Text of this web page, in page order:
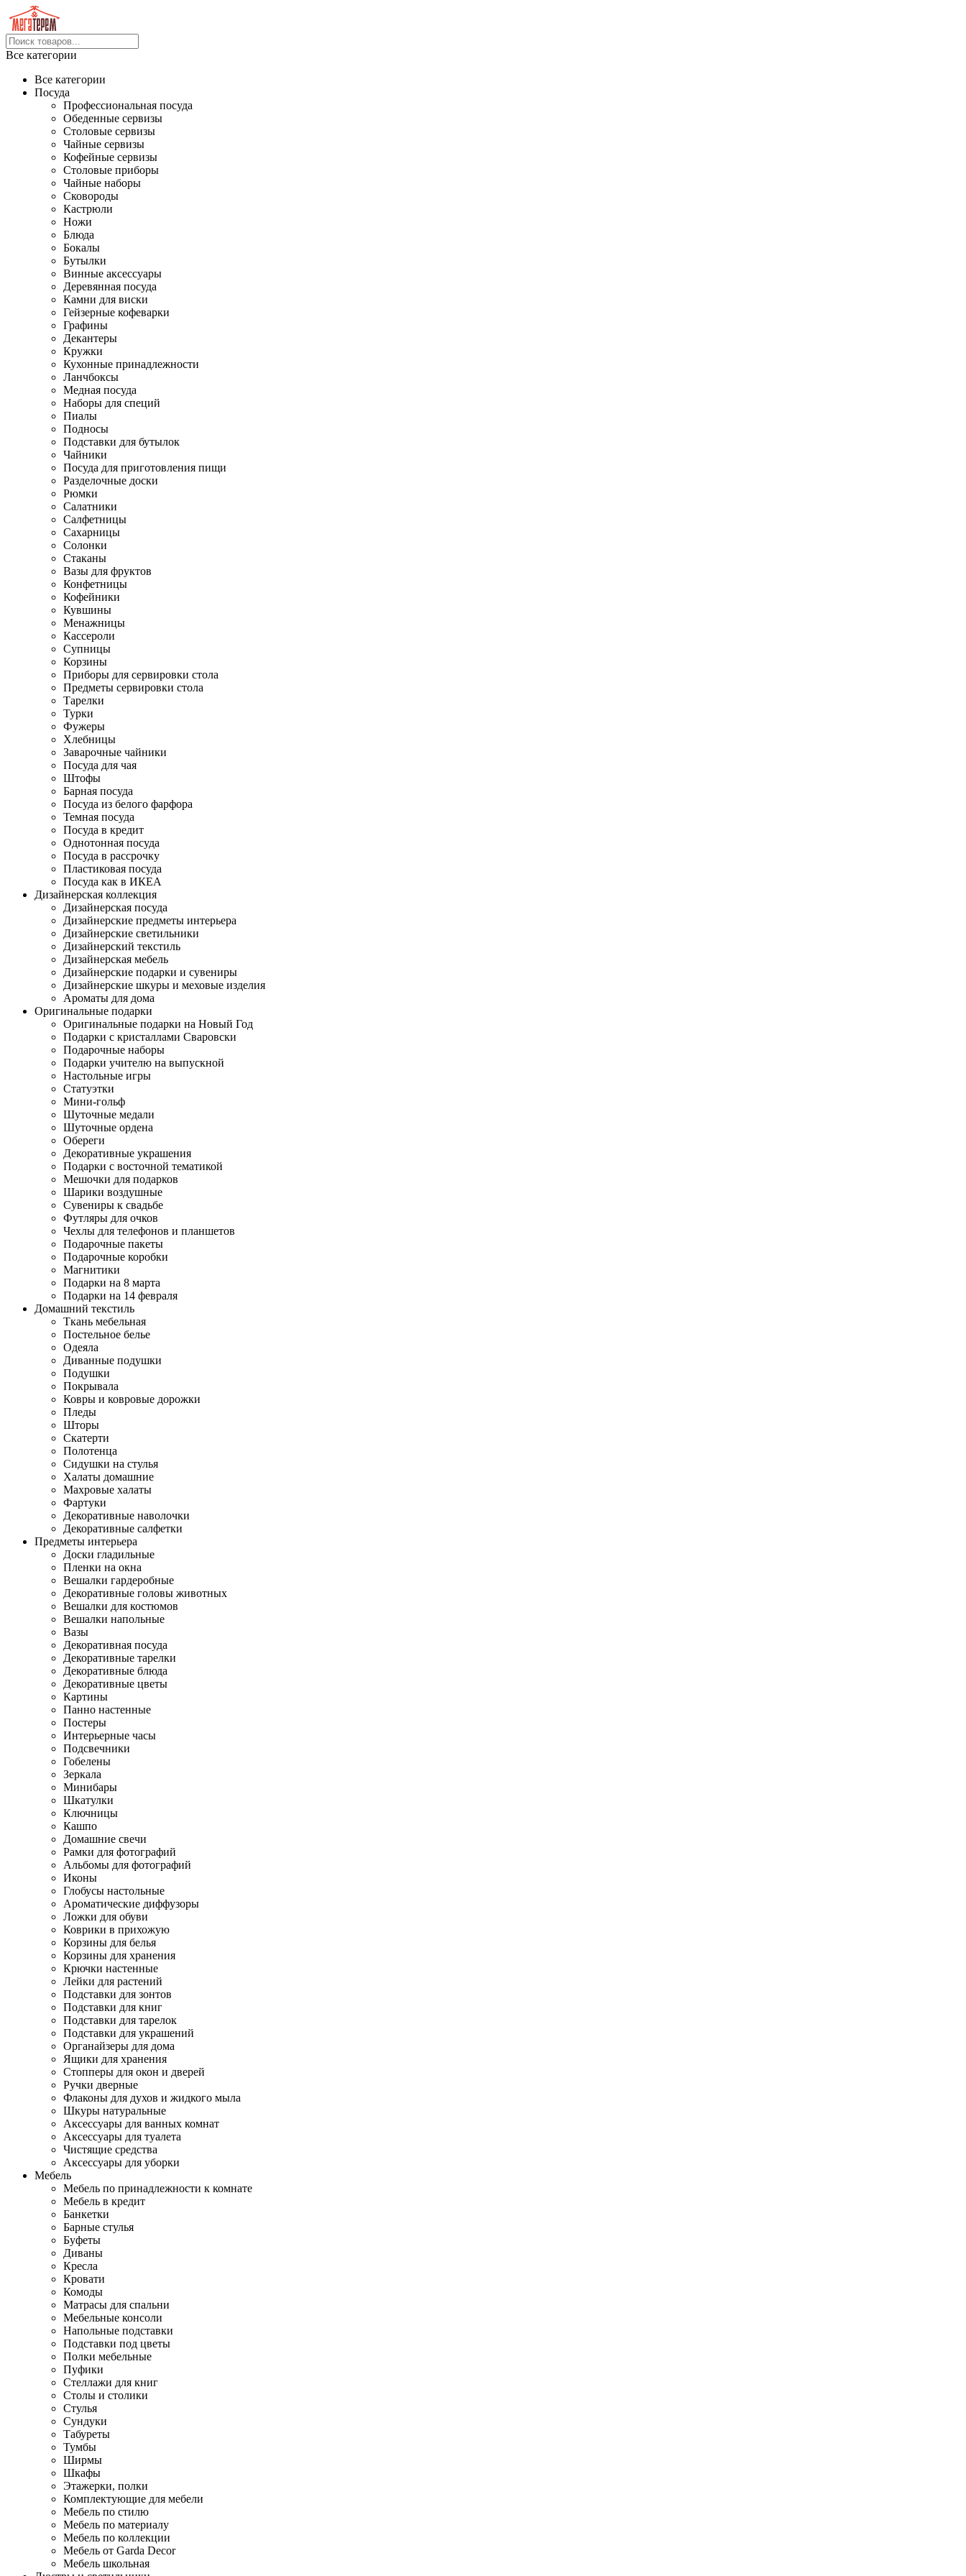
Все категории
Все категории
Посуда
Профессиональная посуда
Обеденные сервизы
Столовые сервизы
Чайные сервизы
Кофейные сервизы
Столовые приборы
Чайные наборы
Сковороды
Кастрюли
Ножи
Блюда
Бокалы
Бутылки
Винные аксессуары
Деревянная посуда
Камни для виски
Гейзерные кофеварки
Графины
Декантеры
Кружки
Кухонные принадлежности
Ланчбоксы
Медная посуда
Наборы для специй
Пиалы
Подносы
Подставки для бутылок
Чайники
Посуда для приготовления пищи
Разделочные доски
Рюмки
Салатники
Салфетницы
Сахарницы
Солонки
Стаканы
Вазы для фруктов
Конфетницы
Кофейники
Кувшины
Менажницы
Кассероли
Супницы
Корзины
Приборы для сервировки стола
Предметы сервировки стола
Тарелки
Турки
Фужеры
Хлебницы
Заварочные чайники
Посуда для чая
Штофы
Барная посуда
Посуда из белого фарфора
Темная посуда
Посуда в кредит
Однотонная посуда
Посуда в рассрочку
Пластиковая посуда
Посуда как в ИКЕА
Дизайнерская коллекция
Дизайнерская посуда
Дизайнерские предметы интерьера
Дизайнерские светильники
Дизайнерский текстиль
Дизайнерская мебель
Дизайнерские подарки и сувениры
Дизайнерские шкуры и меховые изделия
Ароматы для дома
Оригинальные подарки
Оригинальные подарки на Новый Год
Подарки с кристаллами Сваровски
Подарочные наборы
Подарки учителю на выпускной
Настольные игры
Статуэтки
Мини-гольф
Шуточные медали
Шуточные ордена
Обереги
Декоративные украшения
Подарки с восточной тематикой
Мешочки для подарков
Шарики воздушные
Сувениры к свадьбе
Футляры для очков
Чехлы для телефонов и планшетов
Подарочные пакеты
Подарочные коробки
Магнитики
Подарки на 8 марта
Подарки на 14 февраля
Домашний текстиль
Ткань мебельная
Постельное белье
Одеяла
Диванные подушки
Подушки
Покрывала
Ковры и ковровые дорожки
Пледы
Шторы
Скатерти
Полотенца
Сидушки на стулья
Халаты домашние
Махровые халаты
Фартуки
Декоративные наволочки
Декоративные салфетки
Предметы интерьера
Доски гладильные
Пленки на окна
Вешалки гардеробные
Декоративные головы животных
Вешалки для костюмов
Вешалки напольные
Вазы
Декоративная посуда
Декоративные тарелки
Декоративные блюда
Декоративные цветы
Картины
Панно настенные
Постеры
Интерьерные часы
Подсвечники
Гобелены
Зеркала
Минибары
Шкатулки
Ключницы
Кашпо
Домашние свечи
Рамки для фотографий
Альбомы для фотографий
Иконы
Глобусы настольные
Ароматические диффузоры
Ложки для обуви
Коврики в прихожую
Корзины для белья
Корзины для хранения
Крючки настенные
Лейки для растений
Подставки для зонтов
Подставки для книг
Подставки для тарелок
Подставки для украшений
Органайзеры для дома
Ящики для хранения
Стопперы для окон и дверей
Ручки дверные
Флаконы для духов и жидкого мыла
Шкуры натуральные
Аксессуары для ванных комнат
Аксессуары для туалета
Чистящие средства
Аксессуары для уборки
Мебель
Мебель по принадлежности к комнате
Мебель в кредит
Банкетки
Барные стулья
Буфеты
Диваны
Кресла
Кровати
Комоды
Матрасы для спальни
Мебельные консоли
Напольные подставки
Подставки под цветы
Полки мебельные
Пуфики
Стеллажи для книг
Столы и столики
Стулья
Сундуки
Табуреты
Тумбы
Ширмы
Шкафы
Этажерки, полки
Комплектующие для мебели
Мебель по стилю
Мебель по материалу
Мебель по коллекции
Мебель от Garda Decor
Мебель школьная